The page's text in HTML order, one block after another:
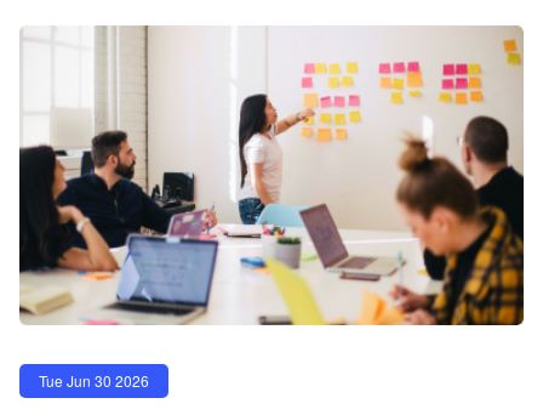
Tue Jun 30 2026